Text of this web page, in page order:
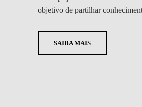
objetivo de partilhar
SAIBA MAIS